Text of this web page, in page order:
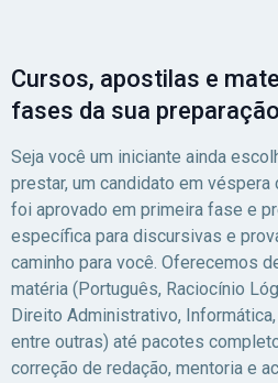
Cursos, apostilas e
fases da sua preparação
Seja você um iniciante ainda
prestar, um candidato em véspera
foi aprovado em primeira fase e
específica para discursivas e
caminho para você. Oferecemos
matéria (Português, Raciocínio
Direito Administrativo,
entre outras) até pacotes
correção de redação, mentoria e